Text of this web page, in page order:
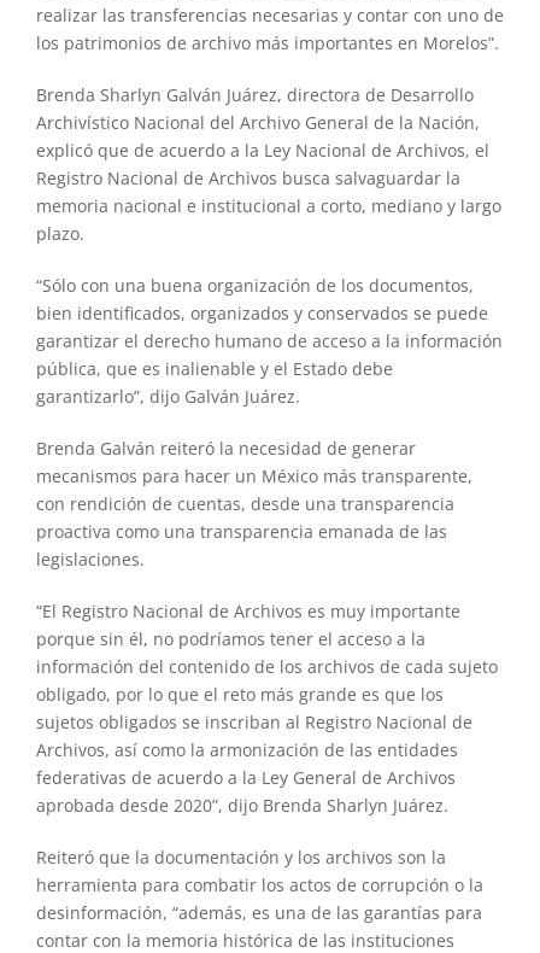
realizar las transferencias necesarias y contar con uno de
los patrimonios de archivo más importantes en Morelos”.
Brenda Sharlyn Galván Juárez, directora de Desarrollo
Archivístico Nacional del Archivo General de la Nación,
explicó que de acuerdo a la Ley Nacional de Archivos, el
Registro Nacional de Archivos busca salvaguardar la
memoria nacional e institucional a corto, mediano y largo
plazo.
“Sólo con una buena organización de los documentos,
bien identificados, organizados y conservados se puede
garantizar el derecho humano de acceso a la información
pública, que es inalienable y el Estado debe
garantizarlo”, dijo Galván Juárez.
Brenda Galván reiteró la necesidad de generar
mecanismos para hacer un México más transparente,
con rendición de cuentas, desde una transparencia
proactiva como una transparencia emanada de las
legislaciones.
“El Registro Nacional de Archivos es muy importante
porque sin él, no podríamos tener el acceso a la
información del contenido de los archivos de cada sujeto
obligado, por lo que el reto más grande es que los
sujetos obligados se inscriban al Registro Nacional de
Archivos, así como la armonización de las entidades
federativas de acuerdo a la Ley General de Archivos
aprobada desde 2020”, dijo Brenda Sharlyn Juárez.
​Reiteró que la documentación y los archivos son la
herramienta para combatir los actos de corrupción o la
desinformación, “además, es una de las garantías para
contar con la memoria histórica de las instituciones